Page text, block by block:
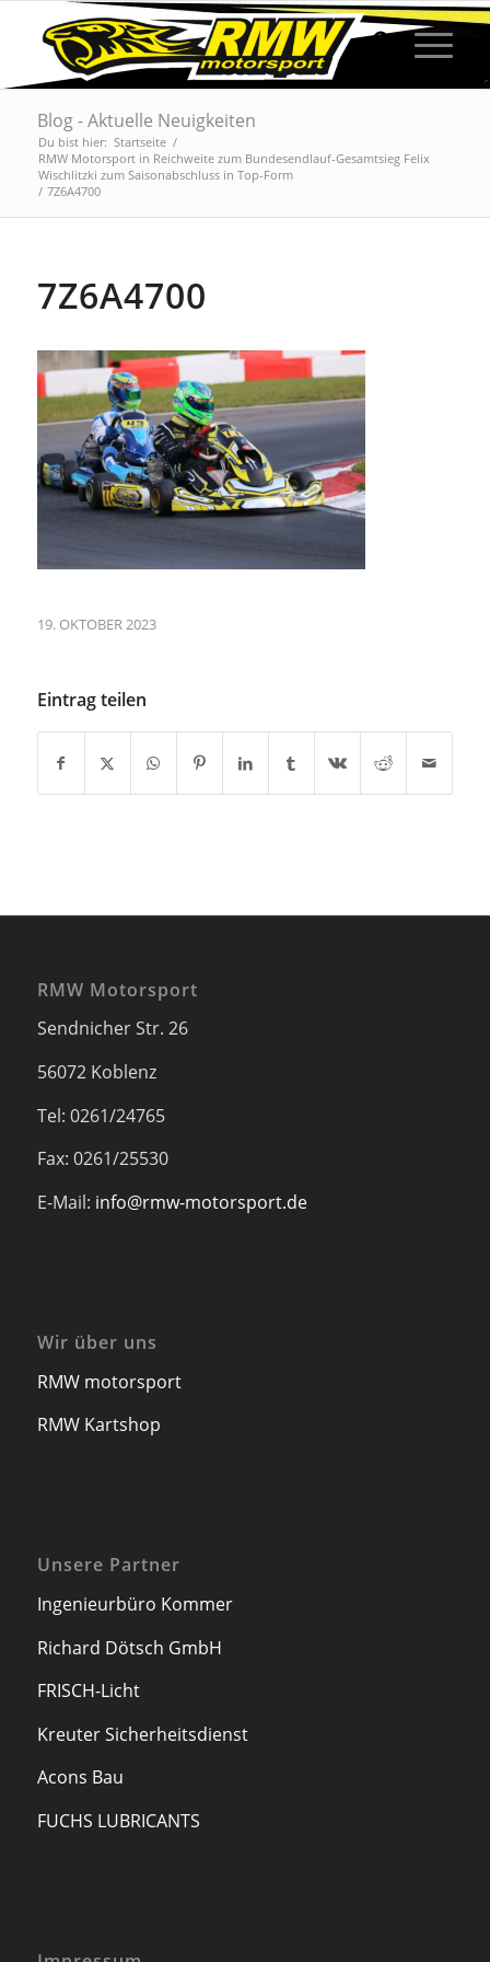
Blog - Aktuelle Neuigkeiten
Du bist hier: Startseite /
RMW Motorsport in Reichweite zum Bundesendlauf-Gesamtsieg Felix
Wischlitzki zum Saisonabschluss in Top-Form
/ 7Z6A4700
7Z6A4700
19. OKTOBER 2023
Eintrag teilen
RMW Motorsport
Sendnicher Str. 26
56072 Koblenz
Tel: 0261/24765
Fax: 0261/25530
E-Mail: info@rmw-motorsport.de
Wir über uns
RMW motorsport
RMW Kartshop
Unsere Partner
Ingenieurbüro Kommer
Richard Dötsch GmbH
FRISCH-Licht
Kreuter Sicherheitsdienst
Acons Bau
FUCHS LUBRICANTS